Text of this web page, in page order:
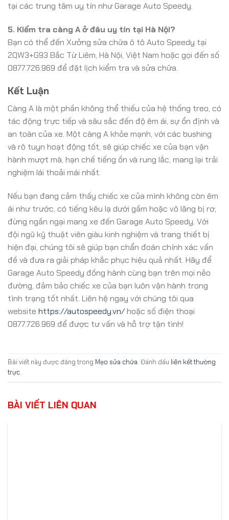
tại các trung tâm uy tín như Garage Auto Speedy.
5. Kiểm tra càng A ở đâu uy tín tại Hà Nội?
Bạn có thể đến Xưởng sửa chữa ô tô Auto Speedy tại
2QW3+G93 Bắc Từ Liêm, Hà Nội, Việt Nam hoặc gọi đến số
0877.726.969 để đặt lịch kiểm tra và sửa chữa.
Kết Luận
Càng A là một phần không thể thiếu của hệ thống treo, có
tác động trực tiếp và sâu sắc đến độ êm ái, sự ổn định và
an toàn của xe. Một càng A khỏe mạnh, với các bushing
và rô tuyn hoạt động tốt, sẽ giúp chiếc xe của bạn vận
hành mượt mà, hạn chế tiếng ồn và rung lắc, mang lại trải
nghiệm lái thoải mái nhất.
Nếu bạn đang cảm thấy chiếc xe của mình không còn êm
ái như trước, có tiếng kêu lạ dưới gầm hoặc vô lăng bị rơ,
đừng ngần ngại mang xe đến Garage Auto Speedy. Với
đội ngũ kỹ thuật viên giàu kinh nghiệm và trang thiết bị
hiện đại, chúng tôi sẽ giúp bạn chẩn đoán chính xác vấn
đề và đưa ra giải pháp khắc phục hiệu quả nhất. Hãy để
Garage Auto Speedy đồng hành cùng bạn trên mọi nẻo
đường, đảm bảo chiếc xe của bạn luôn vận hành trong
tình trạng tốt nhất. Liên hệ ngay với chúng tôi qua
website https://autospeedy.vn/hoặc số điện thoại
0877.726.969 để được tư vấn và hỗ trợ tận tình!
Bài viết này được đăng trong Mẹo sửa chữa. Đánh dấu liên kết thường
trực.
BÀI VIẾT LIÊN QUAN